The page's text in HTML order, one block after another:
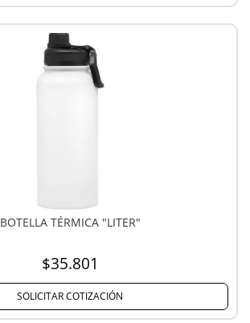
BOTELLA TÉRMICA "LITER"
$35.801
SOLICITAR COTIZACIÓN